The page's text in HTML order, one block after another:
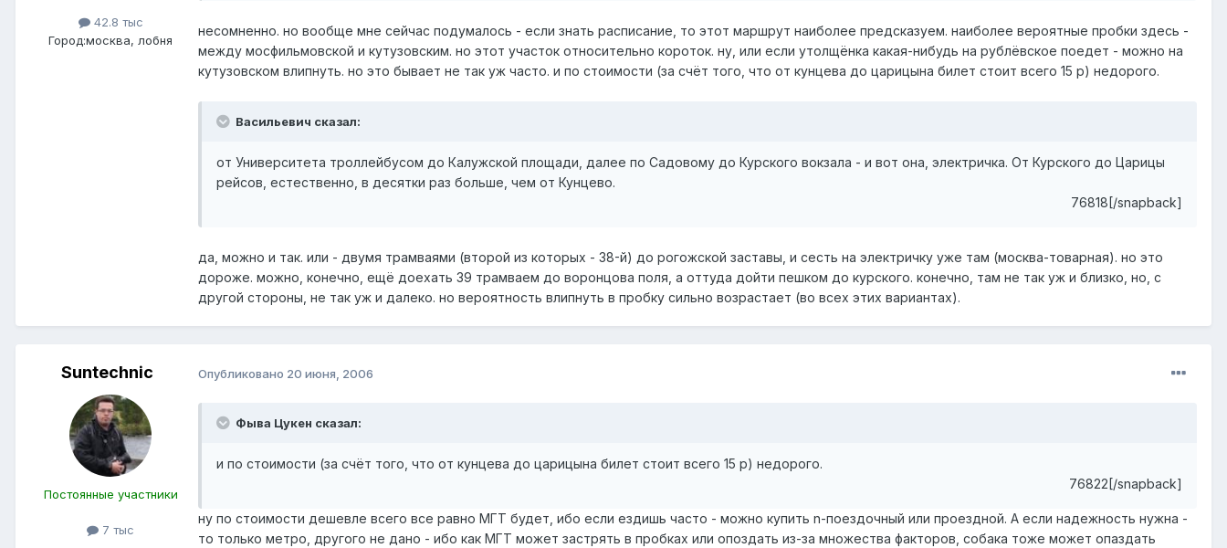
42.8 тыс
Город:москва, лобня
несомненно. но вообще мне сейчас подумалось - если знать расписание, то этот маршрут наиболее предсказуем. наиболее вероятные пробки здесь -
между мосфильмовской и кутузовским. но этот участок относительно короток. ну, или если утолщёнка какая-нибудь на рублёвское поедет - можно на
кутузовском влипнуть. но это бывает не так уж часто. и по стоимости (за счёт того, что от кунцева до царицына билет стоит всего 15 р) недорого.
Васильевич сказал:
от Университета троллейбусом до Калужской площади, далее по Садовому до Курского вокзала - и вот она, электричка. От Курского до Царицы
рейсов, естественно, в десятки раз больше, чем от Кунцево.
76818[/snapback]
да, можно и так. или - двумя трамваями (второй из которых - 38-й) до рогожской заставы, и сесть на электричку уже там (москва-товарная). но это
дороже. можно, конечно, ещё доехать 39 трамваем до воронцова поля, а оттуда дойти пешком до курского. конечно, там не так уж и близко, но, с
другой стороны, не так уж и далеко. но вероятность влипнуть в пробку сильно возрастает (во всех этих вариантах).
Suntechnic
Постоянные участники
7 тыс
Опубликовано 20 июня, 2006
Фыва Цукен сказал:
и по стоимости (за счёт того, что от кунцева до царицына билет стоит всего 15 р) недорого.
76822[/snapback]
ну по стоимости дешевле всего все равно МГТ будет, ибо если ездишь часто - можно купить n-поездочный или проездной. А если надежность нужна -
то только метро, другого не дано - ибо как МГТ может застрять в пробках или опоздать из-за множества факторов, собака тоже может опаздать